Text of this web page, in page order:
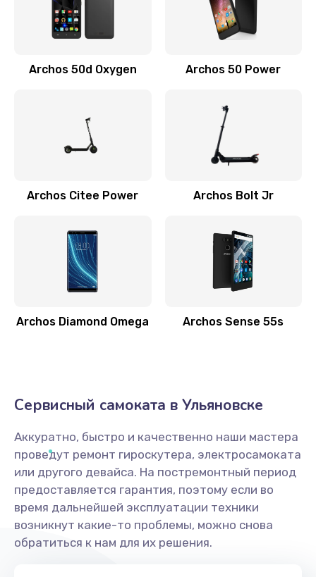
Archos 50d Oxygen Archos 50 Power
Archos Citee Power Archos Bolt Jr
Archos Diamond Omega Archos Sense 55s
Сервисный самоката в Ульяновске
Аккуратно, быстро и качественно наши мастера
проведут ремонт гироскутера, электросамоката
или другого девайса. На постремонтный период
предоставляется гарантия, поэтому если во
время дальнейшей эксплуатации техники
возникнут какие-то проблемы, можно снова
обратиться к нам для их решения.